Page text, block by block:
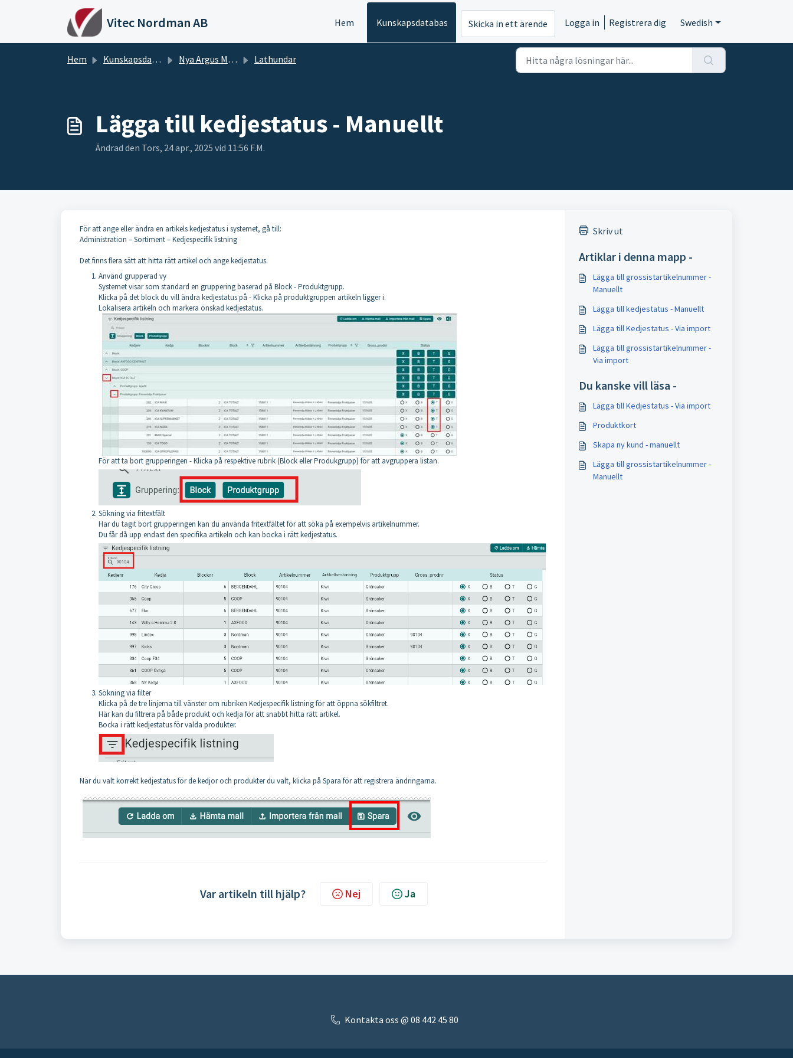
Hoppa över till huvudinnehåll
Vitec Nordman AB Hem Kunskapsdatabas Skicka in ett ärende Logga in Registrera dig Swedish
Hem Kunskapsdatabas Nya Argus Manualer Lathundar
Lägga till kedjestatus - Manuellt
Ändrad den Tors, 24 apr., 2025 vid 11:56 F.M.
För att ange eller ändra en artikels kedjestatus i systemet, gå till:
Administration – Sortiment – Kedjespecifik listning
Det finns flera sätt att hitta rätt artikel och ange kedjestatus.
Använd grupperad vy
Systemet visar som standard en gruppering baserad på Block - Produktgrupp.
Klicka på det block du vill ändra kedjestatus på - Klicka på produktgruppen artikeln ligger i.
Lokalisera artikeln och markera önskad kedjestatus.
För att ta bort grupperingen - Klicka på respektive rubrik (Block eller Produkgrupp) för att avgruppera listan.
Sökning via fritextfält
Har du tagit bort grupperingen kan du använda fritextfältet för att söka på exempelvis artikelnummer.
Du får då upp endast den specifika artikeln och kan bocka i rätt kedjestatus.
Sökning via filter
Klicka på de tre linjerna till vänster om rubriken Kedjespecifik listning för att öppna sökfiltret.
Här kan du filtrera på både produkt och kedja för att snabbt hitta rätt artikel.
Bocka i rätt kedjestatus för valda produkter.
När du valt korrekt kedjestatus för de kedjor och produkter du valt, klicka på Spara för att registrera ändringarna.
Var artikeln till hjälp? Nej Ja
Skriv ut
Artiklar i denna mapp -
Lägga till grossistartikelnummer -
Manuellt
Lägga till kedjestatus - Manuellt
Lägga till Kedjestatus - Via import
Lägga till grossistartikelnummer -
Via import
Du kanske vill läsa -
Lägga till Kedjestatus - Via import
Produktkort
Skapa ny kund - manuellt
Lägga till grossistartikelnummer -
Manuellt
Kontakta oss @ 08 442 45 80